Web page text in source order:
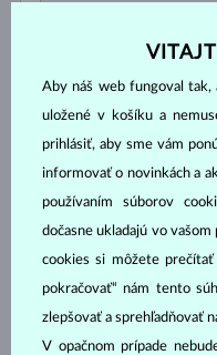
TURMALÍN RUŽOVÝ
Cena
387 €
Výbrus
GUĽATÝ
Aby náš web fungoval tak,
uložené v košíku a
prihlásiť, aby sme vám
informovať o novinkách a
používaním súborov
dočasne ukladajú vo vašom
cookies si môžete prečítať
pokračovať“ nám tento
zlepšovať a sprehľadňovať
V opačnom prípade